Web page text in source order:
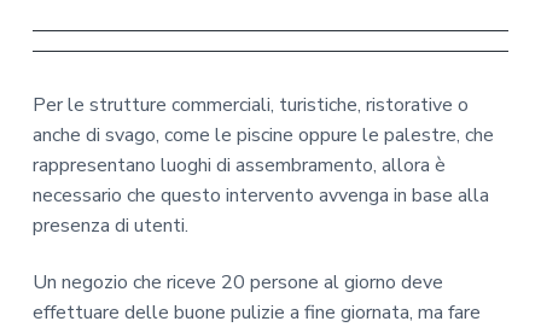
Per le strutture commerciali, turistiche, ristorative o
anche di svago, come le piscine oppure le palestre, che
rappresentano luoghi di assembramento, allora è
necessario che questo intervento avvenga in base alla
presenza di utenti.
Un negozio che riceve 20 persone al giorno deve
effettuare delle buone pulizie a fine giornata, ma fare